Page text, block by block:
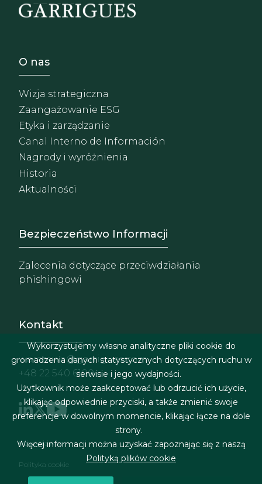
Footer - Sobre Nosotros
O nas
Wizja strategiczna
Zaangażowanie ESG
Etyka i zarządzanie
Canal Interno de Información
Nagrody i wyróżnienia
Historia
Aktualności
Footer - Extranet y
Bezpieczeństwo Informacji
Zalecenia dotyczące przeciwdziałania
phishingowi
Kontakt
warszawa@garrigues.com
+48 22 540 6100
Menu stopki
Nota prawna
Polityka cookie
Wykorzystujemy własne analityczne pliki cookie do
gromadzenia danych statystycznych dotyczących ruchu w
serwisie i jego wydajności.
Użytkownik może zaakceptować lub odrzucić ich użycie,
klikając odpowiednie przyciski, a także zmienić swoje
preferencje w dowolnym momencie, klikając łącze na dole
strony.
Więcej informacji można uzyskać zapoznając się z naszą
Polityką plików cookie